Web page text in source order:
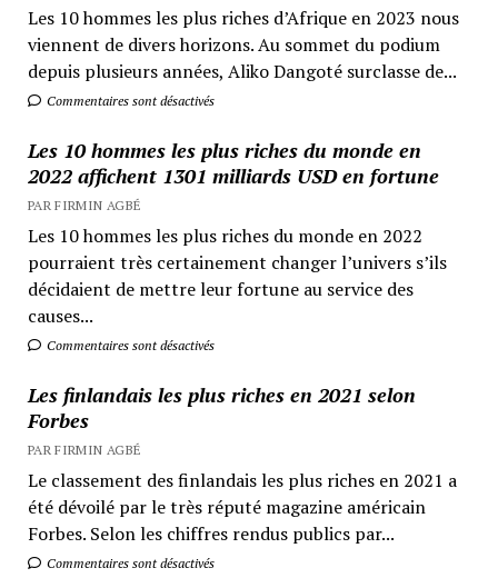
Les 10 hommes les plus riches d’Afrique en 2023 nous
viennent de divers horizons. Au sommet du podium
depuis plusieurs années, Aliko Dangoté surclasse de...
Commentaires sont désactivés
Les 10 hommes les plus riches du monde en
2022 affichent 1301 milliards USD en fortune
PAR FIRMIN AGBÉ
Les 10 hommes les plus riches du monde en 2022
pourraient très certainement changer l’univers s’ils
décidaient de mettre leur fortune au service des
causes...
Commentaires sont désactivés
Les finlandais les plus riches en 2021 selon
Forbes
PAR FIRMIN AGBÉ
Le classement des finlandais les plus riches en 2021 a
été dévoilé par le très réputé magazine américain
Forbes. Selon les chiffres rendus publics par...
Commentaires sont désactivés